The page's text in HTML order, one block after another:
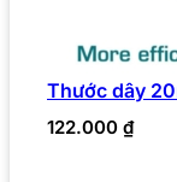
Thước dây
122.000 ₫